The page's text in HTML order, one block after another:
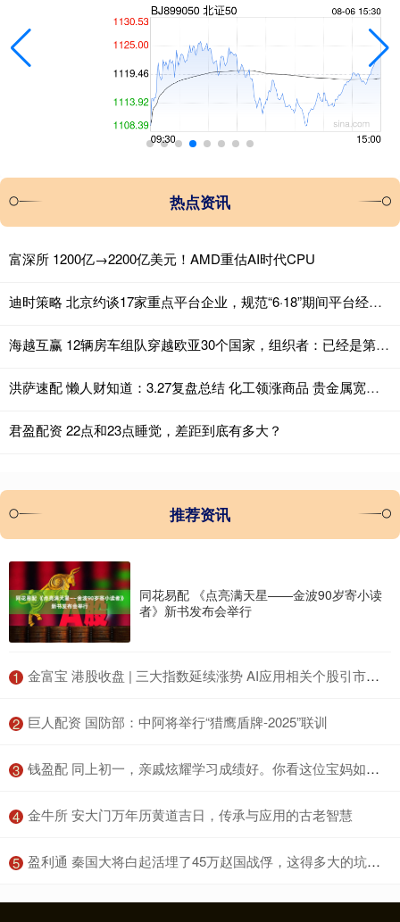
热点资讯
富深所 1200亿→2200亿美元！AMD重估AI时代CPU
迪时策略 北京约谈17家重点平台企业，规范“6·18”期间平台经营行为
海越互赢 12辆房车组队穿越欧亚30个国家，组织者：已经是第8次了，全程4万多公里全靠自驾，准备9月返回
洪萨速配 懒人财知道：3.27复盘总结 化工领涨商品 贵金属宽幅震荡将成常态
君盈配资 22点和23点睡觉，差距到底有多大？
推荐资讯
同花易配 《点亮满天星——金波90岁寄小读
者》新书发布会举行
1 ​金富宝 港股收盘 | 三大指数延续涨势 AI应用相关个股引市场关注
2 ​巨人配资 国防部：中阿将举行“猎鹰盾牌-2025”联训
3 ​钱盈配 同上初一，亲戚炫耀学习成绩好。你看这位宝妈如何怼回去……
4 ​金牛所 安大门万年历黄道吉日，传承与应用的古老智慧
5 ​盈利通 秦国大将白起活埋了45万赵国战俘，这得多大的坑啊？你信吗？